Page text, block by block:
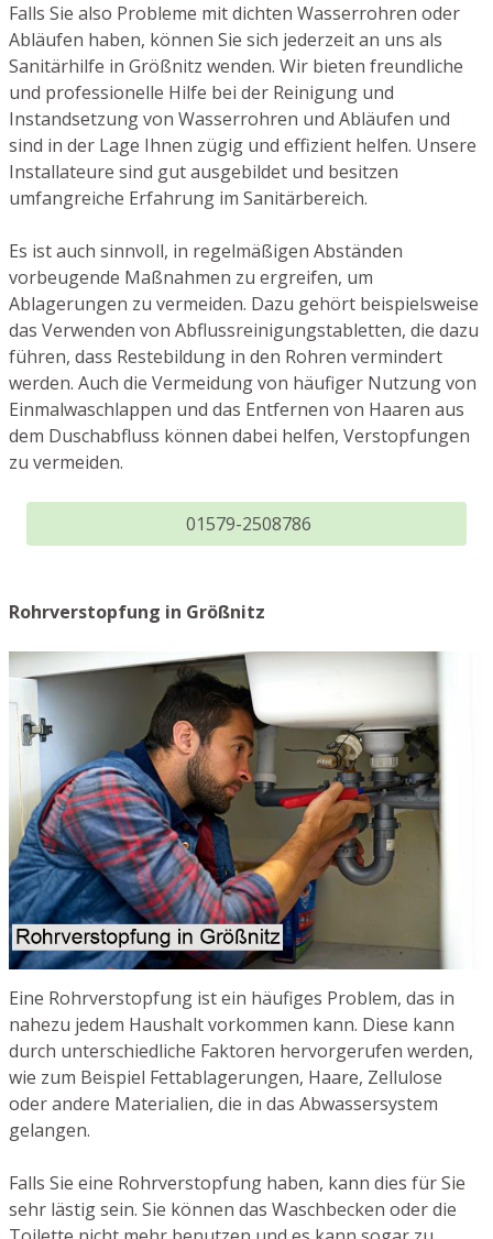
Falls Sie also Probleme mit dichten Wasserrohren oder
Abläufen haben, können Sie sich jederzeit an uns als
Sanitärhilfe in Größnitz wenden. Wir bieten freundliche
und professionelle Hilfe bei der Reinigung und
Instandsetzung von Wasserrohren und Abläufen und
sind in der Lage Ihnen zügig und effizient helfen. Unsere
Installateure sind gut ausgebildet und besitzen
umfangreiche Erfahrung im Sanitärbereich.
Es ist auch sinnvoll, in regelmäßigen Abständen
vorbeugende Maßnahmen zu ergreifen, um
Ablagerungen zu vermeiden. Dazu gehört beispielsweise
das Verwenden von Abflussreinigungstabletten, die dazu
führen, dass Restebildung in den Rohren vermindert
werden. Auch die Vermeidung von häufiger Nutzung von
Einmalwaschlappen und das Entfernen von Haaren aus
dem Duschabfluss können dabei helfen, Verstopfungen
zu vermeiden.
01579-2508786
Rohrverstopfung in Größnitz
Eine Rohrverstopfung ist ein häufiges Problem, das in
nahezu jedem Haushalt vorkommen kann. Diese kann
durch unterschiedliche Faktoren hervorgerufen werden,
wie zum Beispiel Fettablagerungen, Haare, Zellulose
oder andere Materialien, die in das Abwassersystem
gelangen.
Falls Sie eine Rohrverstopfung haben, kann dies für Sie
sehr lästig sein. Sie können das Waschbecken oder die